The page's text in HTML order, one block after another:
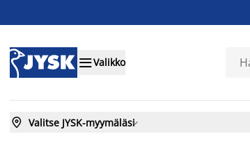
Valikko
 Valitse JYSK-myymäläsi